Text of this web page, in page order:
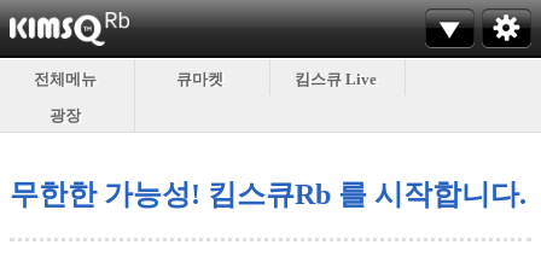
전체메뉴 큐마켓
킴스큐 Live
광장
무한한 가능성! 킴스큐Rb 를 시작합니다.